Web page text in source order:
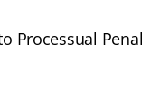
Processual Penal